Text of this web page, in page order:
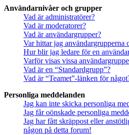
Användarnivåer och grupper
Vad är administratörer?
Vad är moderatorer?
Vad är användargrupper?
Var hittar jag användargrupperna
Hur blir jag ledare för en
Varför visas vissa
Vad är en “Standardgrupp”?
Vad är “Teamet”-länken för
Personliga meddelanden
Jag kan inte skicka personliga
Jag får oönskade personliga
Jag har fått skräppost eller
någon på detta forum!